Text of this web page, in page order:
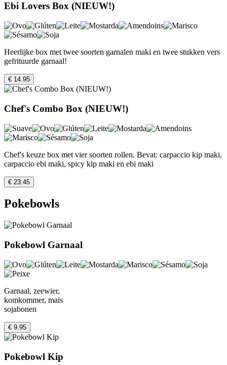
Ebi Lovers Box (NIEUW!)
Heerlijke box met twee soorten garnalen maki en twee stukken vers
gefrituurde garnaal!
€ 14.95
Chef's Combo Box (NIEUW!)
Chef's keuze box met vier soorten rollen. Bevat: carpaccio kip maki,
carpaccio ebi maki, spicy kip maki en ebi maki
€ 23.45
Pokebowls
Pokebowl Garnaal
Garnaal, zeewier,
komkommer, mais
sojabonen
€ 9.95
Pokebowl Kip